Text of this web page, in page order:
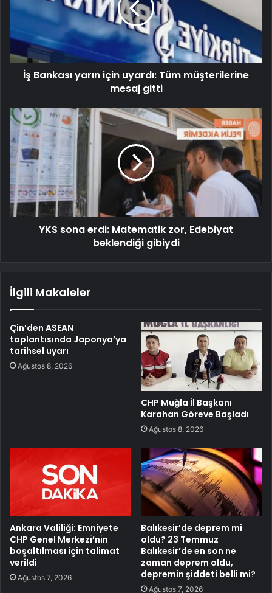
İş Bankası yarın için uyardı: Tüm müşterilerine
mesaj gitti
YKS sona erdi: Matematik zor, Edebiyat
beklendiği gibiydi
İlgili Makaleler
Çin’den ASEAN
toplantısında Japonya’ya
tarihsel uyarı
Ağustos 8, 2026
CHP Muğla İl Başkanı
Karahan Göreve Başladı
Ağustos 8, 2026
Ankara Valiliği: Emniyete
CHP Genel Merkezi’nin
boşaltılması için talimat
verildi
Ağustos 7, 2026
Balıkesir’de deprem mi
oldu? 23 Temmuz
Balıkesir’de en son ne
zaman deprem oldu,
depremin şiddeti belli mi?
Ağustos 7, 2026